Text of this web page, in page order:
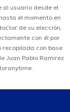
usuario desde el
el momento en
de su elección,
con él por
recopilada con base
Juan Pablo Ramirez